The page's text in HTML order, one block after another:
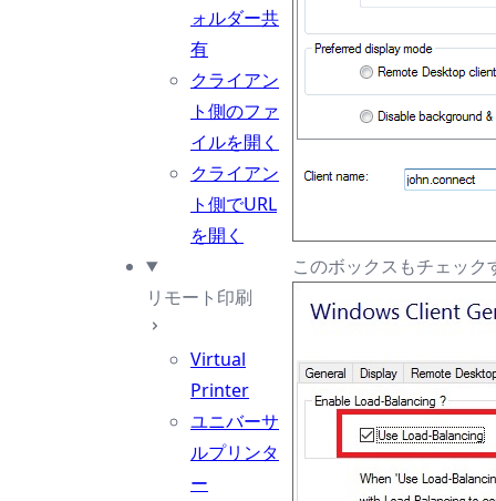
ォルダー共
有
クライアン
ト側のファ
イルを開く
クライアン
ト側でURL
を開く
リモート印刷
Virtual
Printer
ユニバーサ
ルプリンタ
ー
このボックスもチェッ